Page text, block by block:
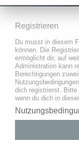
Registrieren
Du musst in diesem
können. Die
ermöglicht dir, auf
Administration kann
Berechtigungen
dich registrierst. Bitte
wenn du dich in